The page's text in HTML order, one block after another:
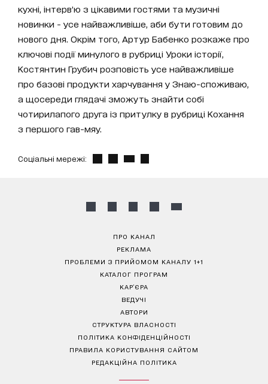
кухні, інтерв’ю з цікавими гостями та музичні
новинки - усе найважливіше, аби бути готовим до
нового дня. Окрім того, Артур Бабенко розкаже про
ключові події минулого в рубриці Уроки історії,
Костянтин Грубич розповість усе найважливіше
про базові продукти харчування у Знаю-споживаю,
а щосереди глядачі зможуть знайти собі
чотирилапого друга із притулку в рубриці Кохання
з першого гав-мяу.
Соціальні мережі:
ПРО КАНАЛ
РЕКЛАМА
ПРОБЛЕМИ З ПРИЙОМОМ КАНАЛУ 1+1
КАТАЛОГ ПРОГРАМ
КАР’ЄРА
ВЕДУЧІ
АВТОРИ
СТРУКТУРА ВЛАСНОСТІ
ПОЛІТИКА КОНФІДЕНЦІЙНОСТІ
ПРАВИЛА КОРИСТУВАННЯ САЙТОМ
РЕДАКЦІЙНА ПОЛІТИКА